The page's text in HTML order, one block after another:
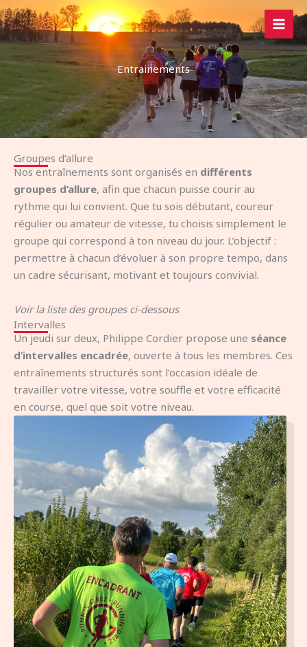
Aller
au
contenu
Entrainements
Groupes d’allure
Nos entraînements sont organisés en différents
groupes d’allure, afin que chacun puisse courir au
rythme qui lui convient. Que tu sois débutant, coureur
régulier ou amateur de vitesse, tu choisis simplement le
groupe qui correspond à ton niveau du jour. L’objectif :
permettre à chacun d’évoluer à son propre tempo, dans
un cadre sécurisant, motivant et toujours convivial.
Voir la liste des groupes ci-dessous
Intervalles
Un jeudi sur deux, Philippe Cordier propose une séance
d’intervalles encadrée, ouverte à tous les membres. Ces
entraînements structurés sont l’occasion idéale de
travailler votre vitesse, votre souffle et votre efficacité
en course, quel que soit votre niveau.